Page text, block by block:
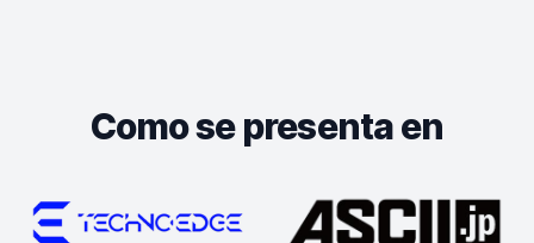
Como se presenta en